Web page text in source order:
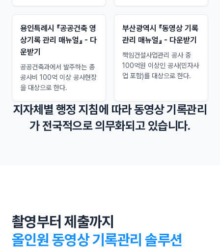
용인특례시 『공공건축 영
상기록 관리 매뉴얼』 - 다
운받기
공공건축과에서 발주하는 총
공사비 100억 이상 공사현장
을 대상으로 한다.
부산광역시 『동영상 기록
관리 매뉴얼』 - 다운받기
책임건설사업관리 공사 중
100억원 이상인 공사(민자사
업 포함)를 대상으로 한다.
지자체별 행정 지침에 따라 동영상 기록관리
가 전국적으로 의무화되고 있습니다.
촬영부터 제출까지
올인원 동영상 기록관리 솔루션